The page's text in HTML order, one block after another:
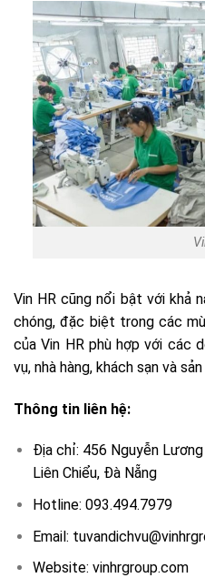
Vin HR cũng nổi bật với khả
chóng, đặc biệt trong các
của Vin HR phù hợp với các
vụ, nhà hàng, khách sạn và
Thông tin liên hệ:
Địa chỉ: 456 Nguyễn Lương
Liên Chiểu, Đà Nẵng
Hotline: 093.494.7979
Email:
Website: vinhrgroup.com